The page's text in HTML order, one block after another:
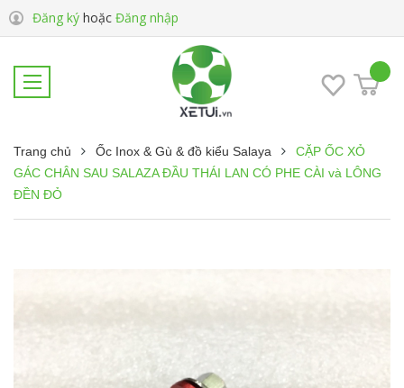
Đăng ký hoặc Đăng nhập
Trang chủ Ốc Inox & Gù & đồ kiểu Salaya
CẶP ỐC XỎ
GÁC CHÂN SAU SALAZA ĐẦU THÁI LAN CÓ PHE CÀI và LÔNG
ĐỀN ĐỎ